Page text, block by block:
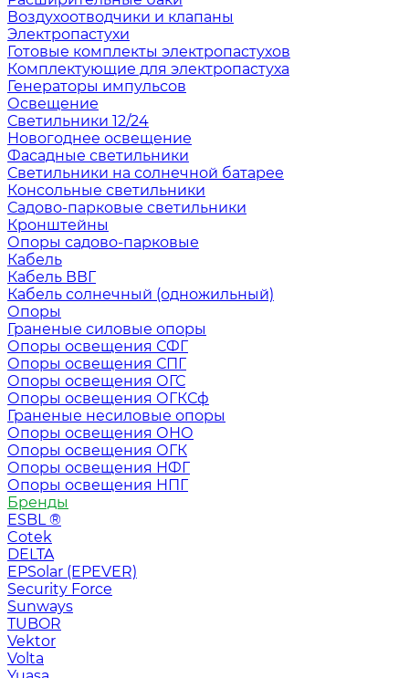
Воздухоотводчики и клапаны
Электропастухи
Готовые комплекты электропастухов
Комплектующие для электропастуха
Генераторы импульсов
Освещение
Светильники 12/24
Новогоднее освещение
Фасадные светильники
Светильники на солнечной батарее
Консольные светильники
Садово-парковые светильники
Кронштейны
Опоры садово-парковые
Кабель
Кабель ВВГ
Кабель солнечный (одножильный)
Опоры
Граненые силовые опоры
Опоры освещения СФГ
Опоры освещения СПГ
Опоры освещения ОГС
Опоры освещения ОГКСф
Граненые несиловые опоры
Опоры освещения ОНО
Опоры освещения ОГК
Опоры освещения НФГ
Опоры освещения НПГ
Бренды
ESBL ®
Cotek
DELTA
EPSolar (EPEVER)
Security Force
Sunways
TUBOR
Vektor
Volta